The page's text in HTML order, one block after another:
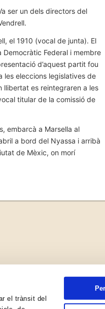
el trànsit del
ser un dels directors del
el 1910 (vocal de junta). El
Democràtic Federal i membre
d’aquest partit fou
les eleccions legislatives de
llibertat es reintegraren a les
titular de la comissió de
embarcà a Marsella al
a bord del Nyassa i arribà
de Mèxic, on morí